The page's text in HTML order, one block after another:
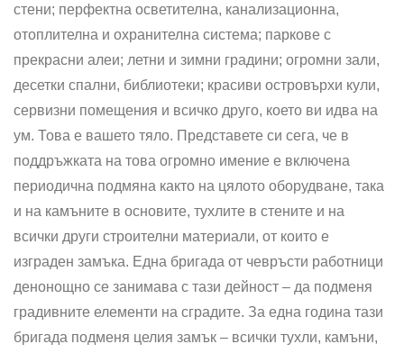
стени; перфектна осветителна, канализационна,
отоплителна и охранителна система; паркове с
прекрасни алеи; летни и зимни градини; огромни зали,
десетки спални, библиотеки; красиви островърхи кули,
сервизни помещения и всичко друго, което ви идва на
ум. Това е вашето тяло. Представете си сега, че в
поддръжката на това огромно имение е включена
периодична подмяна както на цялото оборудване, така
и на камъните в основите, тухлите в стените и на
всички други строителни материали, от които е
изграден замъка. Една бригада от чевръсти работници
денонощно се занимава с тази дейност – да подменя
градивните елементи на сградите. За една година тази
бригада подменя целия замък – всички тухли, камъни,